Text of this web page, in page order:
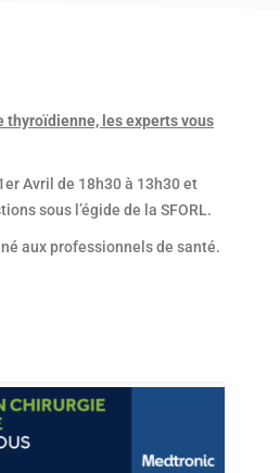
thyroïdienne, les experts vous
Avril de 18h30 à 13h30 et
sous l’égide de la SFORL.
aux professionnels de santé.